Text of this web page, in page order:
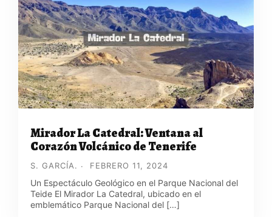
Mirador La Catedral: Ventana al
Corazón Volcánico de Tenerife
S. GARCÍA. FEBRERO 11, 2024
Un Espectáculo Geológico en el Parque Nacional del
Teide El Mirador La Catedral, ubicado en el
emblemático Parque Nacional del […]